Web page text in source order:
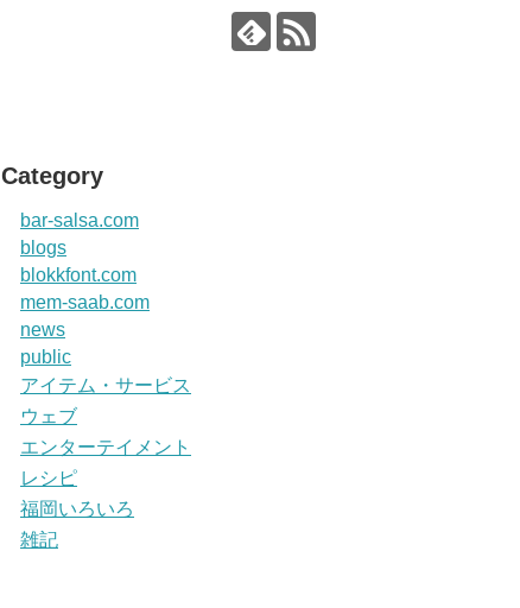
Category
bar-salsa.com
blogs
blokkfont.com
mem-saab.com
news
public
アイテム・サービス
ウェブ
エンターテイメント
レシピ
福岡いろいろ
雑記